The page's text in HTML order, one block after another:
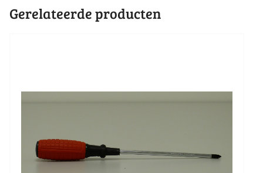
Gerelateerde producten